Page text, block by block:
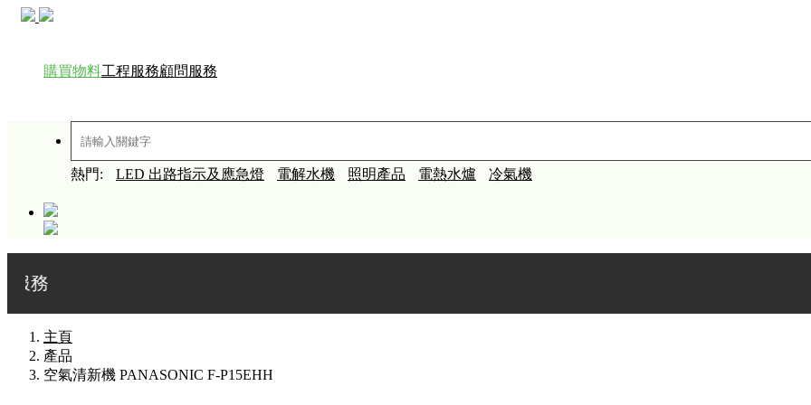
購買物料工程服務顧問服務
熱門: LED 出路指示及應急燈 電解水機 照明產品 電熱水爐 冷氣機
主頁
產品
空氣清新機 PANASONIC F-P15EHH